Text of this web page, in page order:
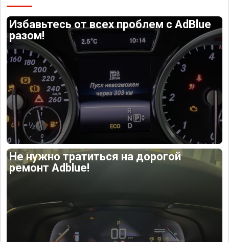
Избавьтесь от всех проблем с AdBlue
разом!
Не нужно тратиться на дорогой
ремонт Adblue!